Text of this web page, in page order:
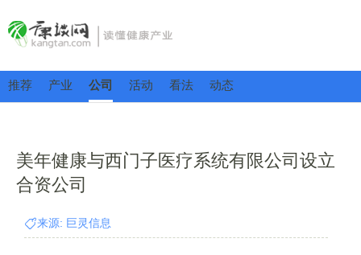
推荐 产业 公司 活动 看法 动态
美年健康与西门子医疗系统有限公司设立
合资公司
来源: 巨灵信息